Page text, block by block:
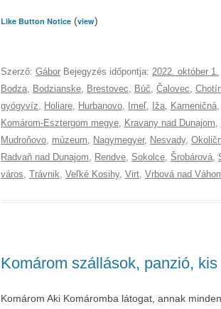
Like Button Notice (view)
Szerző: Gábor Bejegyzés időpontja: 2022. október 1.
Bodza, Bodzianske, Brestovec, Búč, Čalovec,
gyógyvíz, Holiare, Hurbanovo, Imeľ, Iža, Kameničná,
Komárom-Esztergom megye, Kravany nad Dunajom,
Mudroňovo, múzeum, Nagymegyer, Nesvady,
Radvaň nad Dunajom, Rendve, Sokolce, Šrobárová,
város, Trávnik, Veľké Kosihy, Virt, Vrbová nad
Komárom szállások, panzió,
Komárom Aki Komáromba látogat, annak